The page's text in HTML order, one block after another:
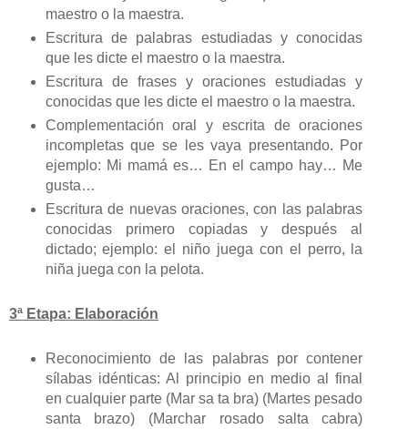
maestro o la maestra.
Escritura de palabras estudiadas y conocidas
que les dicte el maestro o la maestra.
Escritura de frases y oraciones estudiadas y
conocidas que les dicte el maestro o la maestra.
Complementación oral y escrita de oraciones
incompletas que se les vaya presentando. Por
ejemplo: Mi mamá es… En el campo hay… Me
gusta…
Escritura de nuevas oraciones, con las palabras
conocidas primero copiadas y después al
dictado; ejemplo: el niño juega con el perro, la
niña juega con la pelota.
3ª Etapa: Elaboración
Reconocimiento de las palabras por contener
sílabas idénticas: Al principio en medio al final
en cualquier parte (Mar sa ta bra) (Martes pesado
santa brazo) (Marchar rosado salta cabra)